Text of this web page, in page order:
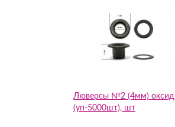
Люверсы №2 (4мм) оксид
(уп-5000шт), шт